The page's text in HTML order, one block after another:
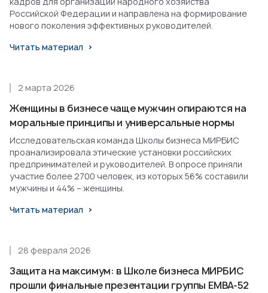
Российской Федерации и направлена на формирование
нового поколения эффективных руководителей.
Читать материал
Женщины в бизнесе чаще мужчин опираются на
моральные принципы и универсальные нормы
2 марта 2026
Исследовательская команда Школы бизнеса МИРБИС
проанализировала этические установки российских
предпринимателей и руководителей. В опросе приняли
участие более 2700 человек, из которых 56% составили
мужчины и 44% – женщины.
Читать материал
Защита на максимум: в Школе бизнеса МИРБИС
прошли финальные презентации группы EMBA-52
28 февраля 2026